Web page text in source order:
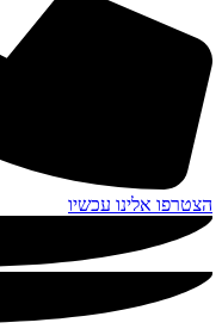
הצטרפו אלינו עכשיו